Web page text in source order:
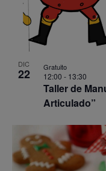
DIC
22
Taller de
Articulado”
12:00 - 13:30
Gratuito